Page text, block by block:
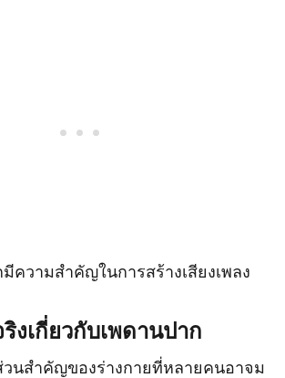
ความสำคัญในการสร้างเสียงเพลง
งเกี่ยวกับเพดานปาก
วนสำคัญของร่างกายที่หลายคนอาจม